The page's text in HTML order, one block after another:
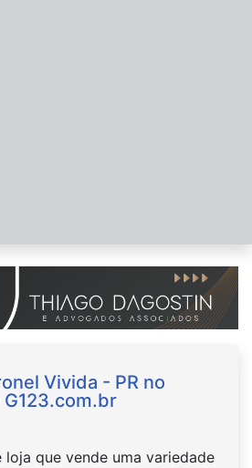
Vivida - PR no
loja que vende uma variedade